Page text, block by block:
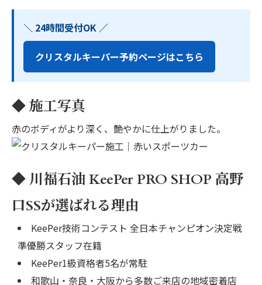
＼ 24時間受付OK ／
クリスタルキーパー予約ページはこちら
◆ 施工写真
赤のボディがより深く、艶やかに仕上がりました。
◆ 川福石油 KeePer PRO SHOP 高野
口SSが選ばれる理由
KeePer技術コンテスト 全日本チャンピオン決定戦
準優勝スタッフ在籍
KeePer1級資格者5名が常駐
和歌山・奈良・大阪から多数ご来店の地域密着店